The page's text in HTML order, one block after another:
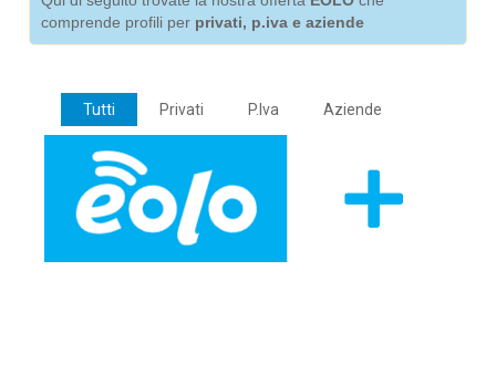
comprende profili per privati, p.iva e aziende
Tutti Privati P.Iva Aziende